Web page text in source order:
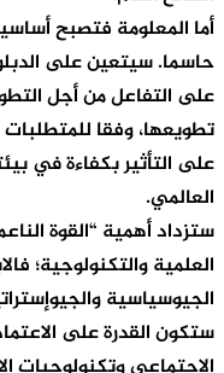
أما المعلومة فتصبح
حاسما. سيتعين على
على التفاعل من أجل
تطويعها، وفقا للمتطلبات
على التأثير بكفاءة في
العالمي.
ستزداد أهمية “القوة
العلمية والتكنولوجية؛
الجيوسياسية
ستكون القدرة على